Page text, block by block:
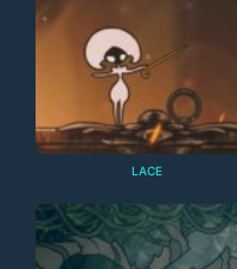
LACE